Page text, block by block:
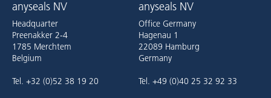
anyseals NV
Headquarter
Preenakker 2-4
1785 Merchtem
Belgium
Tel. +32 (0)52 38 19 20
anyseals NV
Office Germany
Hagenau 1
22089 Hamburg
Germany
Tel. +49 (0)40 25 32 92 33